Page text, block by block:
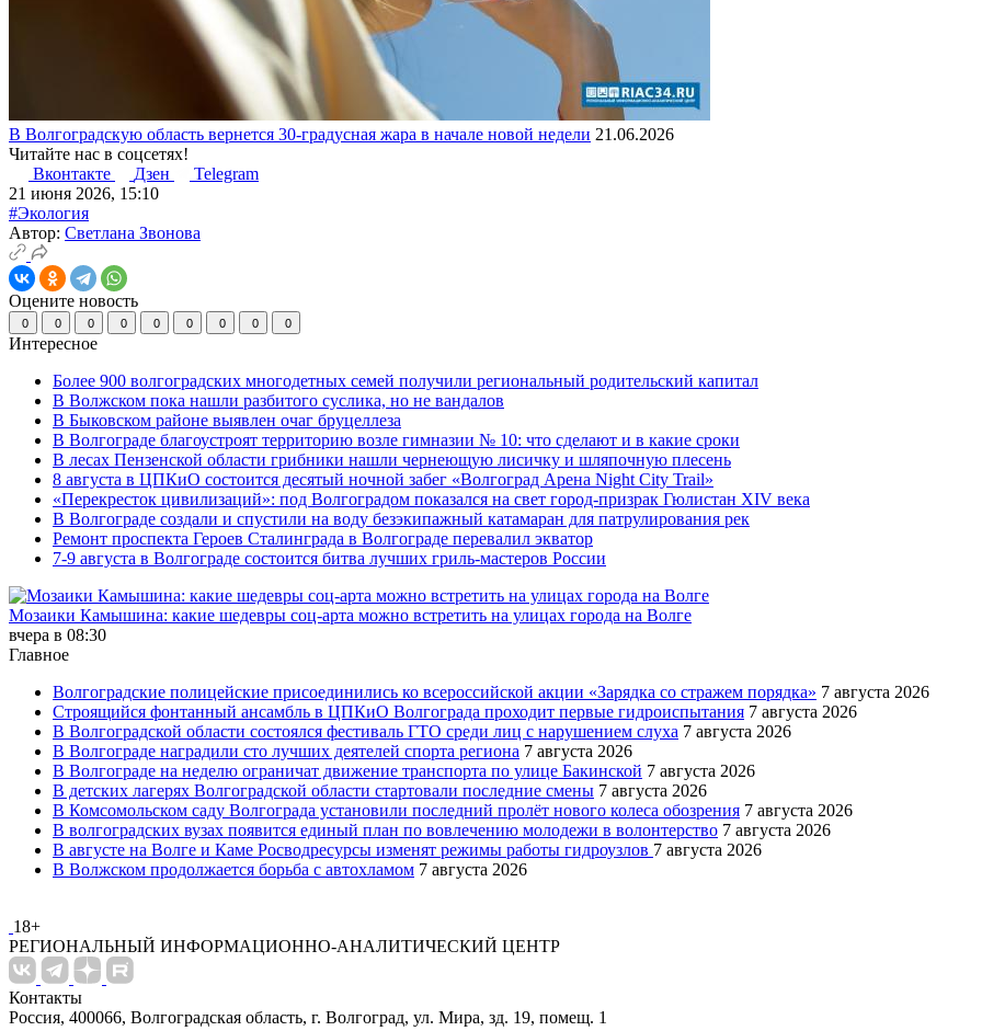
В Волгоградскую область вернется 30-градусная жара в начале новой недели 21.06.2026
Читайте нас в соцсетях!
Вконтакте
Дзен
Telegram
21 июня 2026, 15:10
#Экология
Автор: Светлана Звонова
Оцените новость
0 0 0 0 0 0 0 0 0
Интересное
Более 900 волгоградских многодетных семей получили региональный родительский капитал
В Волжском пока нашли разбитого суслика, но не вандалов
В Быковском районе выявлен очаг бруцеллеза
В Волгограде благоустроят территорию возле гимназии № 10: что сделают и в какие сроки
В лесах Пензенской области грибники нашли чернеющую лисичку и шляпочную плесень
8 августа в ЦПКиО состоится десятый ночной забег «Волгоград Арена Night City Trail»
«Перекресток цивилизаций»: под Волгоградом показался на свет город-призрак Гюлистан XIV века
В Волгограде создали и спустили на воду безэкипажный катамаран для патрулирования рек
Ремонт проспекта Героев Сталинграда в Волгограде перевалил экватор
7-9 августа в Волгограде состоится битва лучших гриль-мастеров России
Мозаики Камышина: какие шедевры соц-арта можно встретить на улицах города на Волге
вчера в 08:30
Главное
Волгоградские полицейские присоединились ко всероссийской акции «Зарядка со стражем порядка» 7 августа 2026
Строящийся фонтанный ансамбль в ЦПКиО Волгограда проходит первые гидроиспытания 7 августа 2026
В Волгоградской области состоялся фестиваль ГТО среди лиц с нарушением слуха 7 августа 2026
В Волгограде наградили сто лучших деятелей спорта региона 7 августа 2026
В Волгограде на неделю ограничат движение транспорта по улице Бакинской 7 августа 2026
В детских лагерях Волгоградской области стартовали последние смены 7 августа 2026
В Комсомольском саду Волгограда установили последний пролёт нового колеса обозрения 7 августа 2026
В волгоградских вузах появится единый план по вовлечению молодежи в волонтерство 7 августа 2026
В августе на Волге и Каме Росводресурсы изменят режимы работы гидроузлов 7 августа 2026
В Волжском продолжается борьба с автохламом 7 августа 2026
18+
РЕГИОНАЛЬНЫЙ ИНФОРМАЦИОННО-АНАЛИТИЧЕСКИЙ ЦЕНТР
Контакты
Россия, 400066, Волгоградская область, г. Волгоград, ул. Мира, зд. 19, помещ. 1